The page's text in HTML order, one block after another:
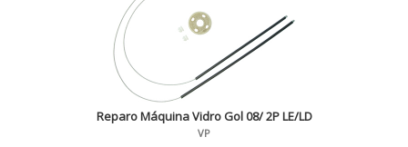
Reparo Máquina Vidro Gol 08/ 2P LE/LD
VP